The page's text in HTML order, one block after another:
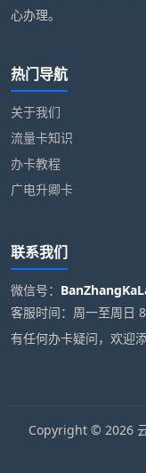
心办理。
热门导航
关于我们
流量卡知识
办卡教程
广电升卿卡
联系我们
微信号：
客服时间：周一至周日
有任何办卡疑问，欢迎
Copyright © 2026